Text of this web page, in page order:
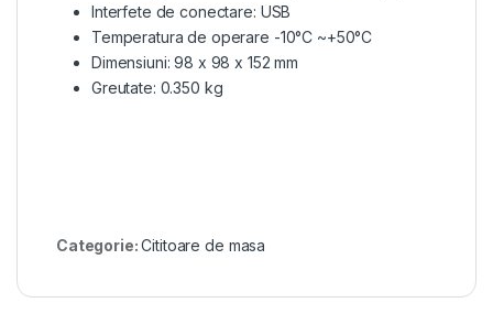
Interfete de conectare: USB
Temperatura de operare -10°C ~+50°C
Dimensiuni: 98 x 98 x 152 mm
Greutate: 0.350 kg
Categorie:Cititoare de masa